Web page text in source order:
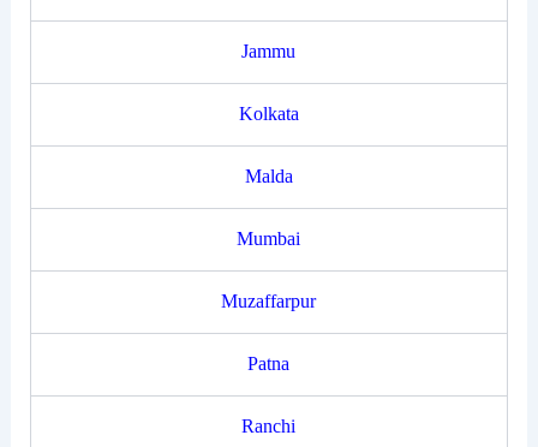
Jammu
Kolkata
Malda
Mumbai
Muzaffarpur
Patna
Ranchi